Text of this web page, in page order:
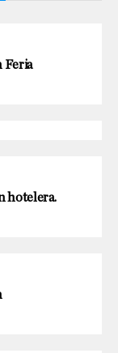
Feria
hotelera.